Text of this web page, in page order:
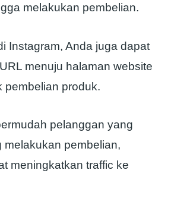
melakukan pembelian.
Instagram, Anda juga dapat
menuju halaman website
pembelian produk.
pelanggan yang
melakukan pembelian,
meningkatkan traffic ke